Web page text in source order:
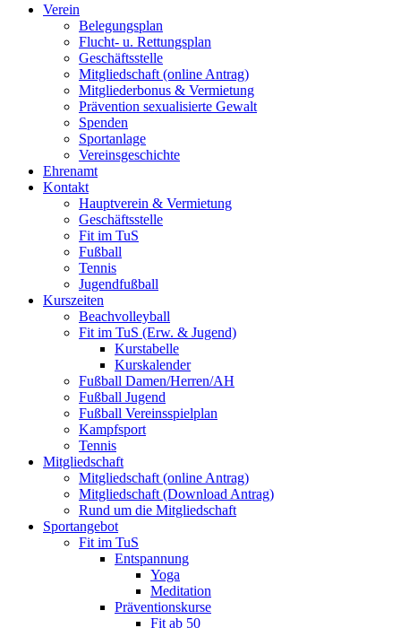
Verein
Belegungsplan
Flucht- u. Rettungsplan
Geschäftsstelle
Mitgliedschaft (online Antrag)
Mitgliederbonus & Vermietung
Prävention sexualisierte Gewalt
Spenden
Sportanlage
Vereinsgeschichte
Ehrenamt
Kontakt
Hauptverein & Vermietung
Geschäftsstelle
Fit im TuS
Fußball
Tennis
Jugendfußball
Kurszeiten
Beachvolleyball
Fit im TuS (Erw. & Jugend)
Kurstabelle
Kurskalender
Fußball Damen/Herren/AH
Fußball Jugend
Fußball Vereinsspielplan
Kampfsport
Tennis
Mitgliedschaft
Mitgliedschaft (online Antrag)
Mitgliedschaft (Download Antrag)
Rund um die Mitgliedschaft
Sportangebot
Fit im TuS
Entspannung
Yoga
Meditation
Präventionskurse
Fit ab 50